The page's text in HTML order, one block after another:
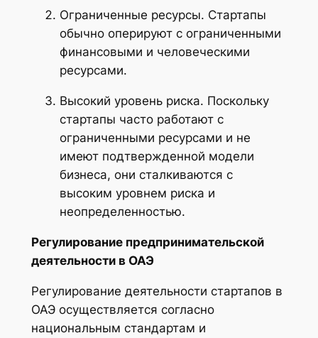
Ограниченные ресурсы. Стартапы
обычно оперируют с ограниченными
финансовыми и человеческими
ресурсами.
Высокий уровень риска. Поскольку
стартапы часто работают с
ограниченными ресурсами и не
имеют подтвержденной модели
бизнеса, они сталкиваются с
высоким уровнем риска и
неопределенностью.
Регулирование предпринимательской
деятельности в ОАЭ
Регулирование деятельности стартапов в
ОАЭ осуществляется согласно
национальным стандартам и